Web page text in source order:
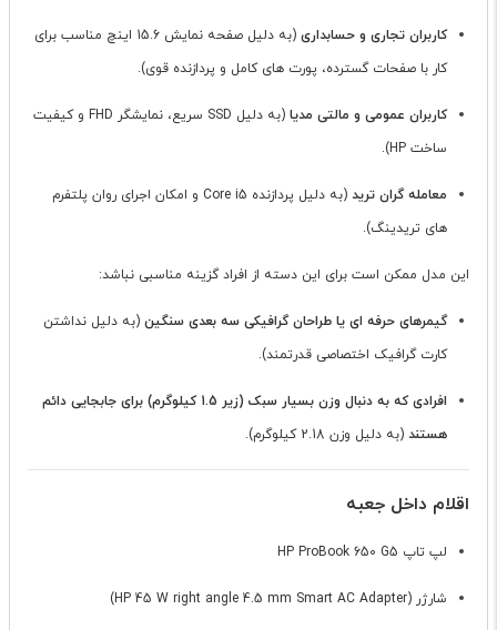
کاربران تجاری و حسابداری
(به دلیل صفحه نمایش 15.6 اینچ مناسب برای
کار با صفحات گسترده، پورت های کامل و پردازنده قوی).
کاربران عمومی و مالتی مدیا
(به دلیل SSD سریع، نمایشگر FHD و کیفیت
ساخت HP).
معامله گران ترید
(به دلیل پردازنده Core i5 و امکان اجرای روان پلتفرم
های تریدینگ).
این مدل ممکن است برای این دسته از افراد گزینه مناسبی نباشد:
گیمرهای حرفه ای یا طراحان گرافیکی سه بعدی سنگین (به دلیل نداشتن
کارت گرافیک اختصاصی قدرتمند).
افرادی که به دنبال وزن بسیار سبک (زیر 1.5 کیلوگرم) برای جابجایی دائم
هستند (به دلیل وزن 2.18 کیلوگرم).
اقلام داخل جعبه
لپ تاپ HP ProBook 650 G5
شارژر (HP 45 W right angle 4.5 mm Smart AC Adapter)